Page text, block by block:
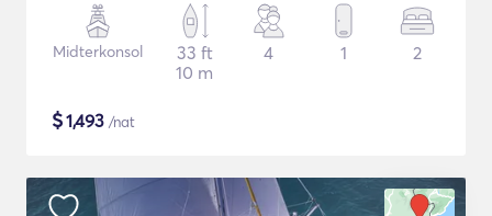
Midterkonsol
33 ft
10 m
4 1 2
$1,493 /nat